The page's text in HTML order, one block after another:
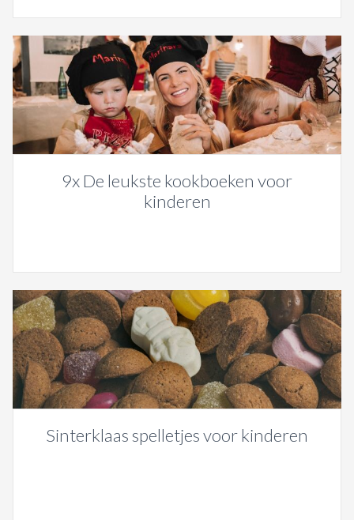
9x De leukste kookboeken voor
kinderen
Sinterklaas spelletjes voor kinderen